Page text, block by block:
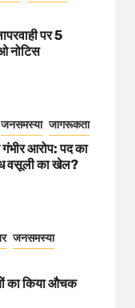
पर 5
नोटिस
जनसमस्या जागरूकता
आरोप: पद का
वसूली का खेल?
जनसमस्या
का किया औचक